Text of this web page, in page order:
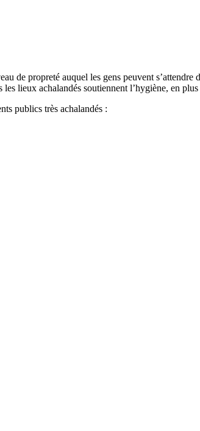
de propreté auquel les gens peuvent
lieux achalandés soutiennent l’hygiène, en
publics très achalandés :